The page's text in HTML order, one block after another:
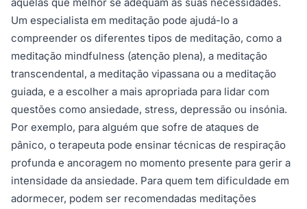
Um especialista em meditação pode ajudá-lo a
compreender os diferentes tipos de meditação, como a
meditação mindfulness (atenção plena), a meditação
transcendental, a meditação vipassana ou a meditação
guiada, e a escolher a mais apropriada para lidar com
questões como ansiedade, stress, depressão ou insónia.
Por exemplo, para alguém que sofre de ataques de
pânico, o terapeuta pode ensinar técnicas de respiração
profunda e ancoragem no momento presente para gerir a
intensidade da ansiedade. Para quem tem dificuldade em
adormecer, podem ser recomendadas meditações